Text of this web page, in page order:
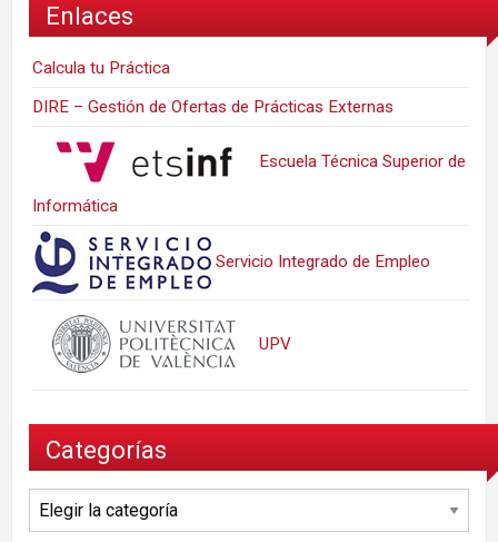
Enlaces
Calcula tu Práctica
DIRE – Gestión de Ofertas de Prácticas Externas
Escuela Técnica Superior de
Informática
Servicio Integrado de Empleo
UPV
Categorías
Categorías